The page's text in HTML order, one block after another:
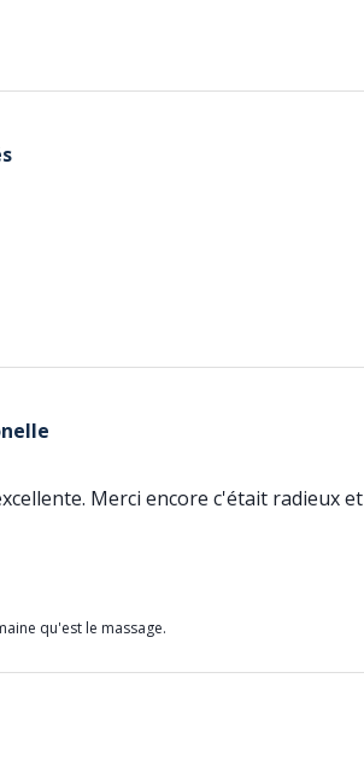
Merci encore c'était radieux et
qu'est le massage.